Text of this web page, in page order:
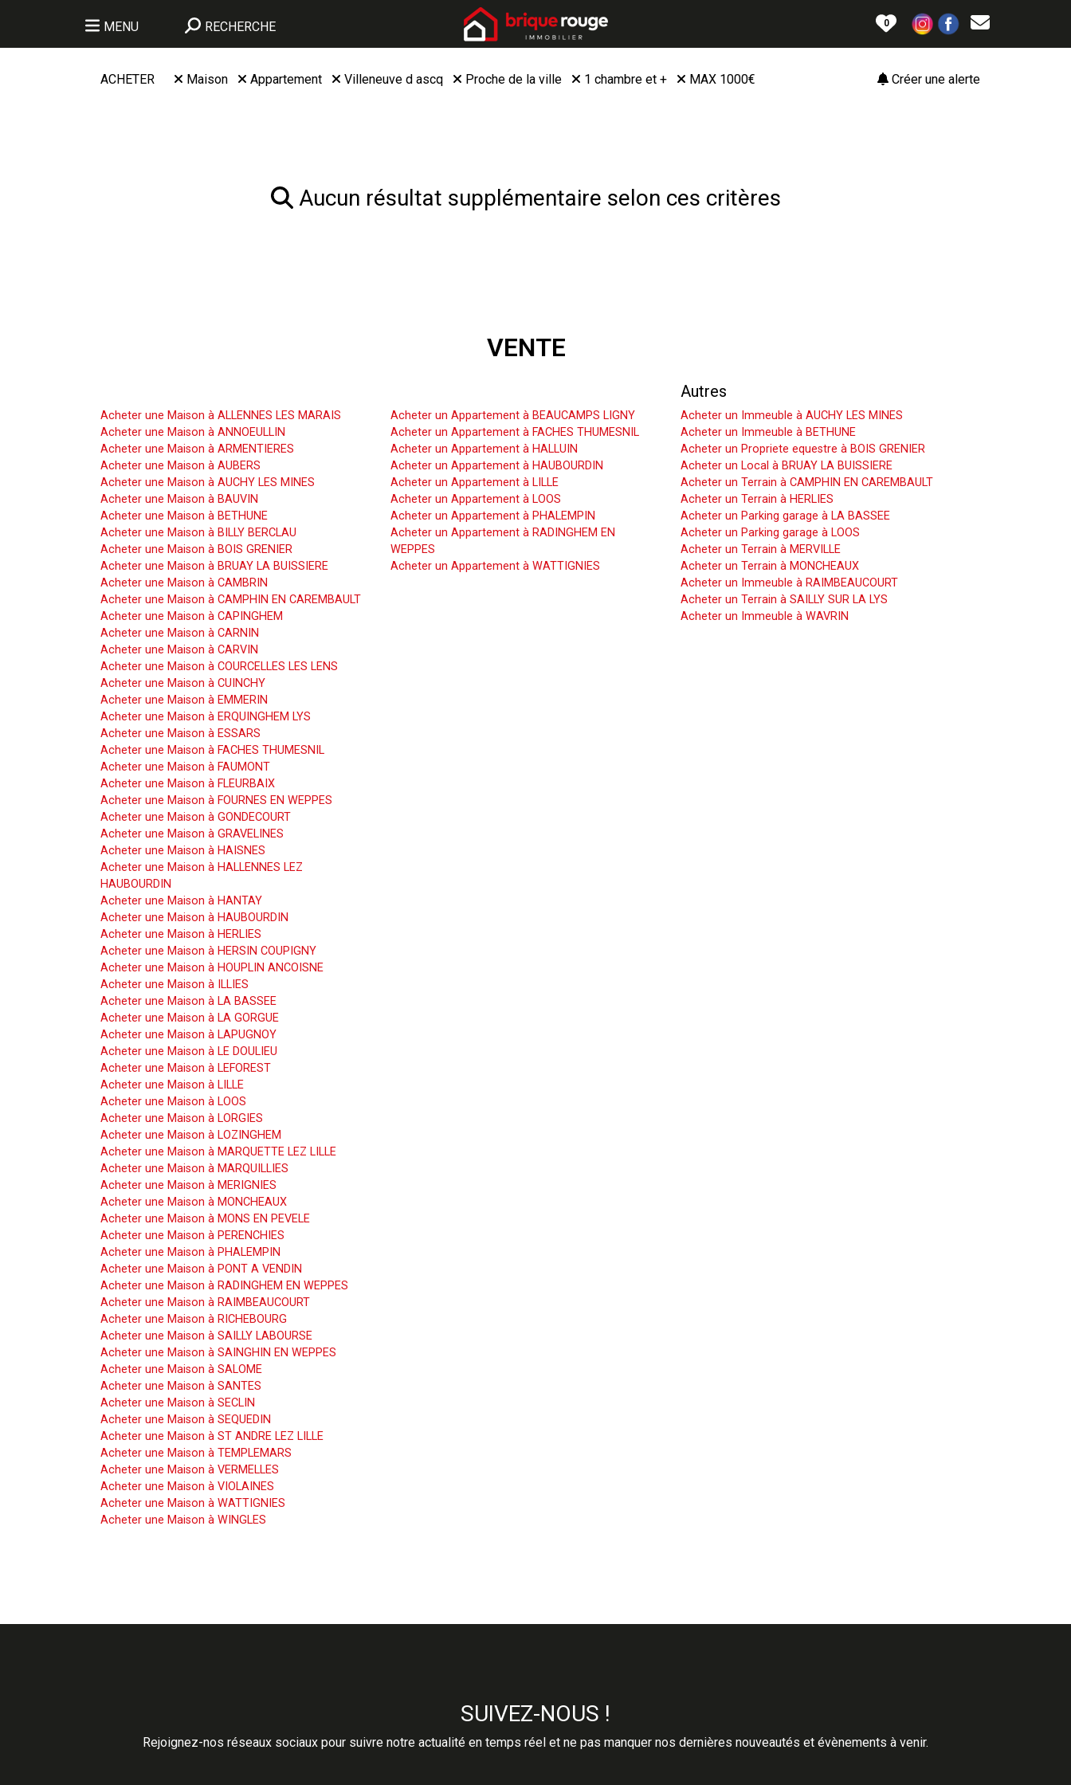
MENU RECHERCHE 0
Créer une alerte
ACHETER Maison Appartement Villeneuve d ascq Proche de la ville 1 chambre et + MAX 1000€
Aucun résultat supplémentaire selon ces critères
VENTE
Acheter une Maison à ALLENNES LES MARAIS
Acheter une Maison à ANNOEULLIN
Acheter une Maison à ARMENTIERES
Acheter une Maison à AUBERS
Acheter une Maison à AUCHY LES MINES
Acheter une Maison à BAUVIN
Acheter une Maison à BETHUNE
Acheter une Maison à BILLY BERCLAU
Acheter une Maison à BOIS GRENIER
Acheter une Maison à BRUAY LA BUISSIERE
Acheter une Maison à CAMBRIN
Acheter une Maison à CAMPHIN EN CAREMBAULT
Acheter une Maison à CAPINGHEM
Acheter une Maison à CARNIN
Acheter une Maison à CARVIN
Acheter une Maison à COURCELLES LES LENS
Acheter une Maison à CUINCHY
Acheter une Maison à EMMERIN
Acheter une Maison à ERQUINGHEM LYS
Acheter une Maison à ESSARS
Acheter une Maison à FACHES THUMESNIL
Acheter une Maison à FAUMONT
Acheter une Maison à FLEURBAIX
Acheter une Maison à FOURNES EN WEPPES
Acheter une Maison à GONDECOURT
Acheter une Maison à GRAVELINES
Acheter une Maison à HAISNES
Acheter une Maison à HALLENNES LEZ
HAUBOURDIN
Acheter une Maison à HANTAY
Acheter une Maison à HAUBOURDIN
Acheter une Maison à HERLIES
Acheter une Maison à HERSIN COUPIGNY
Acheter une Maison à HOUPLIN ANCOISNE
Acheter une Maison à ILLIES
Acheter une Maison à LA BASSEE
Acheter une Maison à LA GORGUE
Acheter une Maison à LAPUGNOY
Acheter une Maison à LE DOULIEU
Acheter une Maison à LEFOREST
Acheter une Maison à LILLE
Acheter une Maison à LOOS
Acheter une Maison à LORGIES
Acheter une Maison à LOZINGHEM
Acheter une Maison à MARQUETTE LEZ LILLE
Acheter une Maison à MARQUILLIES
Acheter une Maison à MERIGNIES
Acheter une Maison à MONCHEAUX
Acheter une Maison à MONS EN PEVELE
Acheter une Maison à PERENCHIES
Acheter une Maison à PHALEMPIN
Acheter une Maison à PONT A VENDIN
Acheter une Maison à RADINGHEM EN WEPPES
Acheter une Maison à RAIMBEAUCOURT
Acheter une Maison à RICHEBOURG
Acheter une Maison à SAILLY LABOURSE
Acheter une Maison à SAINGHIN EN WEPPES
Acheter une Maison à SALOME
Acheter une Maison à SANTES
Acheter une Maison à SECLIN
Acheter une Maison à SEQUEDIN
Acheter une Maison à ST ANDRE LEZ LILLE
Acheter une Maison à TEMPLEMARS
Acheter une Maison à VERMELLES
Acheter une Maison à VIOLAINES
Acheter une Maison à WATTIGNIES
Acheter une Maison à WINGLES
Acheter un Appartement à BEAUCAMPS LIGNY
Acheter un Appartement à FACHES THUMESNIL
Acheter un Appartement à HALLUIN
Acheter un Appartement à HAUBOURDIN
Acheter un Appartement à LILLE
Acheter un Appartement à LOOS
Acheter un Appartement à PHALEMPIN
Acheter un Appartement à RADINGHEM EN
WEPPES
Acheter un Appartement à WATTIGNIES
Autres
Acheter un Immeuble à AUCHY LES MINES
Acheter un Immeuble à BETHUNE
Acheter un Propriete equestre à BOIS GRENIER
Acheter un Local à BRUAY LA BUISSIERE
Acheter un Terrain à CAMPHIN EN CAREMBAULT
Acheter un Terrain à HERLIES
Acheter un Parking garage à LA BASSEE
Acheter un Parking garage à LOOS
Acheter un Terrain à MERVILLE
Acheter un Terrain à MONCHEAUX
Acheter un Immeuble à RAIMBEAUCOURT
Acheter un Terrain à SAILLY SUR LA LYS
Acheter un Immeuble à WAVRIN
SUIVEZ-NOUS !
Rejoignez-nos réseaux sociaux pour suivre notre actualité en temps réel et ne pas manquer nos dernières nouveautés et évènements à venir.